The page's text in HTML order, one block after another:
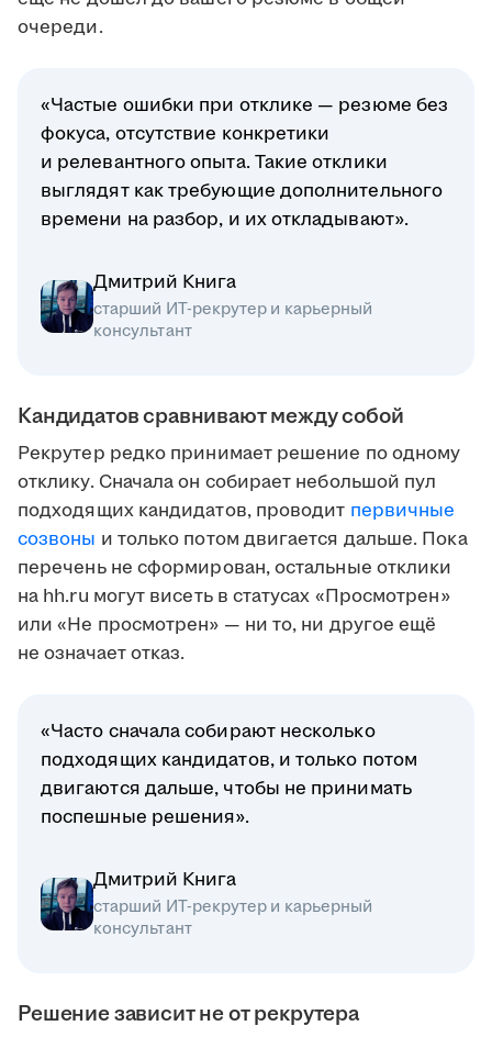
очереди.
«Частые ошибки при отклике — резюме без
фокуса, отсутствие конкретики
и релевантного опыта. Такие отклики
выглядят как требующие дополнительного
времени на разбор, и их откладывают».
Дмитрий Книга
старший ИТ-рекрутер и карьерный
консультант
Кандидатов сравнивают между собой
Рекрутер редко принимает решение по одному
отклику. Сначала он собирает небольшой пул
подходящих кандидатов, проводит первичные
созвоны и только потом двигается дальше. Пока
перечень не сформирован, остальные отклики
на hh.ru могут висеть в статусах «Просмотрен»
или «Не просмотрен» — ни то, ни другое ещё
не означает отказ.
«Часто сначала собирают несколько
подходящих кандидатов, и только потом
двигаются дальше, чтобы не принимать
поспешные решения».
Дмитрий Книга
старший ИТ-рекрутер и карьерный
консультант
Решение зависит не от рекрутера